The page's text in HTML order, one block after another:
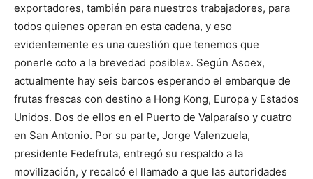
exportadores, también para nuestros trabajadores, para
todos quienes operan en esta cadena, y eso
evidentemente es una cuestión que tenemos que
ponerle coto a la brevedad posible». Según Asoex,
actualmente hay seis barcos esperando el embarque de
frutas frescas con destino a Hong Kong, Europa y Estados
Unidos. Dos de ellos en el Puerto de Valparaíso y cuatro
en San Antonio. Por su parte, Jorge Valenzuela,
presidente Fedefruta, entregó su respaldo a la
movilización, y recalcó el llamado a que las autoridades